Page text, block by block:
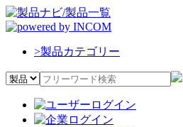
>製品カテゴリー